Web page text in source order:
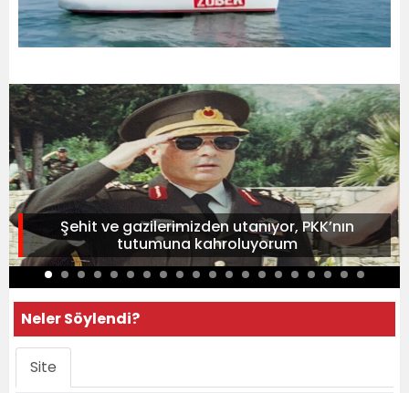
Şehit ve gazilerimizden utanıyor, PKK’nın
tutumuna kahroluyorum
Neler Söylendi?
Site